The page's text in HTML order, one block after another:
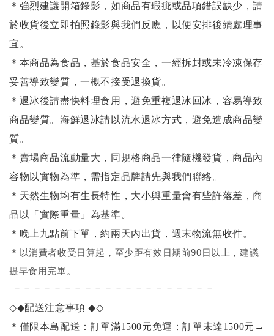
＊強烈建議開箱錄影，如商品有瑕疵或品項錯誤缺少，請
於收貨後立即拍照錄影與我們反應，以便安排後續處理事
宜。
＊本商品為食品，基於食品安全，一經拆封或未冷凍保存
妥善導致變質，一概不接受退換貨。
＊退冰後請盡快料理食用，避免重複退冰回冰，容易導致
商品變質。海鮮退冰請以流水退冰方式，避免造成商品變
質。
＊賣場商品流動量大，同規格商品一律隨機發貨，商品內
容物以實物為準，需指定品牌請先與我們聯絡。
＊天然生物均有生長特性，大小與重量會有些許落差，商
品以「實際重量」為基準。
＊晚上九點前下單，約兩天內出貨，週末物流無收件。
＊ 以消費者收受日算起，至少距有效日期前90日以上，建議
提早食用完畢。
－－－－－－－－－－－－－－－－－－－－
◇◆配送注意事項◆◇
＊僅限本島配送：訂單滿1500元免運；訂單未達1500元 →